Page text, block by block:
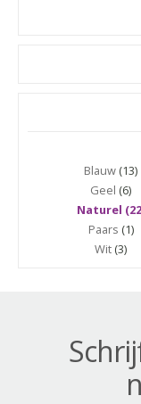
Blauw (13)
Geel (6)
Naturel
Paars (1)
Wit (3)